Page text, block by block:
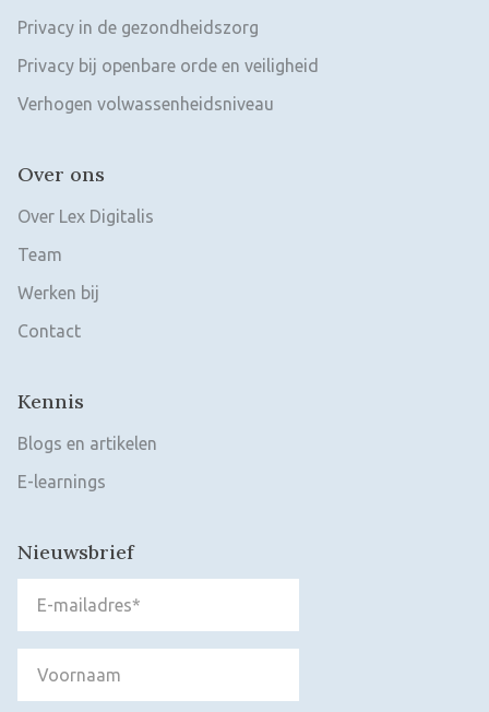
Privacy in de gezondheidszorg
Privacy bij openbare orde en veiligheid
Verhogen volwassenheidsniveau
Over ons
Over Lex Digitalis
Team
Werken bij
Contact
Kennis
Blogs en artikelen
E-learnings
Nieuwsbrief